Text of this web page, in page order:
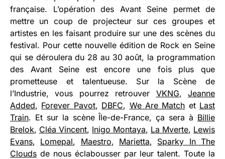
française. L’opération des Avant Seine permet de
mettre un coup de projecteur sur ces groupes et
artistes en les faisant produire sur une des scènes du
festival. Pour cette nouvelle édition de Rock en Seine
qui se déroulera du 28 au 30 août, la programmation
des Avant Seine est encore une fois plus que
prometteuse et talentueuse. Sur la Scène de
l’Industrie, vous pourrez retrouver VKNG,Jeanne
Added, Forever Pavot, DBFC, We Are Match et Last
Train. Et sur la scène Île-de-France, ça sera à Billie
Brelok, Cléa Vincent, Inigo Montaya, La Mverte, Lewis
Evans, Lomepal, Maestro, Marietta, Sparky In The
Clouds de nous éclabousser par leur talent. Toute la